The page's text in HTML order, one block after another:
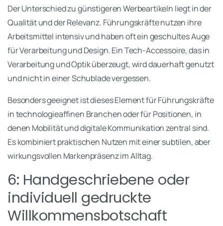
Der Unterschied zu günstigeren Werbeartikeln liegt in der
Qualität und der Relevanz. Führungskräfte nutzen ihre
Arbeitsmittel intensiv und haben oft ein geschultes Auge
für Verarbeitung und Design. Ein Tech-Accessoire, das in
Verarbeitung und Optik überzeugt, wird dauerhaft genutzt
und nicht in einer Schublade vergessen.
Besonders geeignet ist dieses Element für Führungskräfte
in technologieaffinen Branchen oder für Positionen, in
denen Mobilität und digitale Kommunikation zentral sind.
Es kombiniert praktischen Nutzen mit einer subtilen, aber
wirkungsvollen Markenpräsenz im Alltag.
6: Handgeschriebene oder
individuell gedruckte
Willkommensbotschaft